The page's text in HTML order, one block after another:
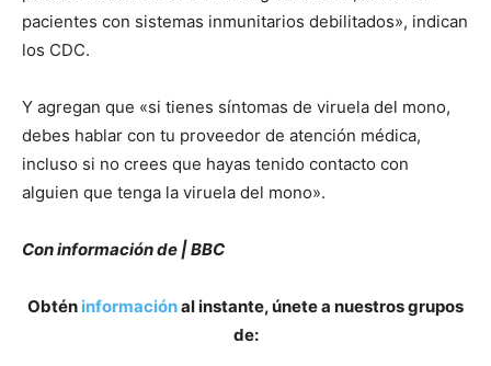
pacientes con sistemas inmunitarios debilitados», indican
los CDC.
Y agregan que «si tienes síntomas de viruela del mono,
debes hablar con tu proveedor de atención médica,
incluso si no crees que hayas tenido contacto con
alguien que tenga la viruela del mono».
Con información de |BBC
Obtén informaciónal instante, únete a nuestros grupos
de: